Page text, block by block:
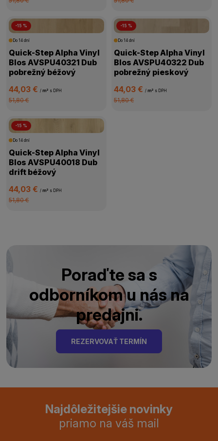
-15 %
Do 14 dní
Quick-Step Alpha Vinyl
Blos AVSPU40321 Dub
pobrežný béžový
44,03 €/ m² s DPH
51,80 €
-15 %
Do 14 dní
Quick-Step Alpha Vinyl
Blos AVSPU40322 Dub
pobrežný pieskový
44,03 € / m² s DPH
51,80 €
-15 %
Do 14 dní
Quick-Step Alpha Vinyl
Blos AVSPU40018 Dub
drift béžový
44,03 €/ m² s DPH
51,80 €
Poraďte sa s
odborníkom u nás na
predajni.
REZERVOVAŤ TERMÍN
Najdôležitejšie novinky
priamo na váš mail